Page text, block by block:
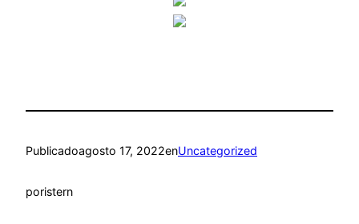
Publicadoagosto 17, 2022enUncategorized
poristern